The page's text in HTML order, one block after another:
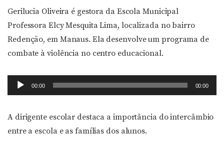
Gerilucia Oliveira é gestora da Escola Municipal
Professora Elcy Mesquita Lima, localizada no bairro
Redenção, em Manaus. Ela desenvolve um programa de
combate à violência no centro educacional.
Tocador
de
00:00 00:00
A dirigente escolar destaca a importância do intercâmbio
entre a escola e as famílias dos alunos.